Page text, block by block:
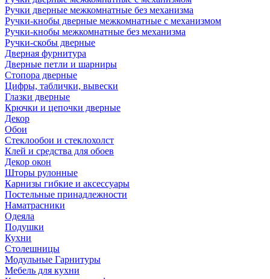
Ручки дверные межкомнатные без механизма
Ручки-кнобы дверные межкомнатные с механизмом
Ручки-кнобы межкомнатные без механизма
Ручки-скобы дверные
Дверная фурнитура
Дверные петли и шарниры
Стопора дверные
Цифры, таблички, вывески
Глазки дверные
Крючки и цепочки дверные
Декор
Обои
Стеклообои и стеклохолст
Клей и средства для обоев
Декор окон
Шторы рулонные
Карнизы гибкие и аксессуары
Постельные принадлежности
Наматрасники
Одеяла
Подушки
Кухни
Столешницы
Модульные Гарнитуры
Мебель для кухни